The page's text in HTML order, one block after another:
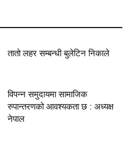
तातो लहर सम्बन्धी बुलेटिन निकाले
विपन्न समुदायमा सामाजिक
रुपान्तरणको आवश्यकता छ : अध्यक्ष
नेपाल